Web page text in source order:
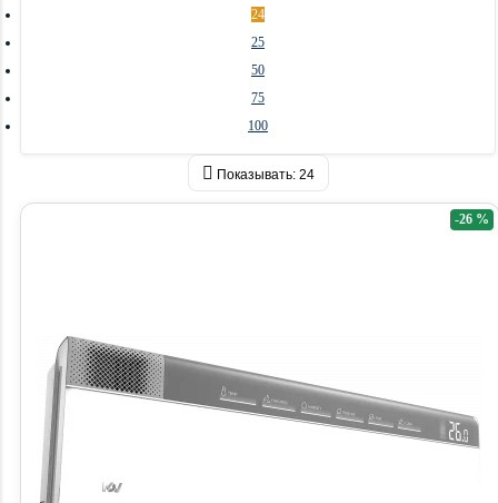
24
25
50
75
100
Показывать: 24
-26 %